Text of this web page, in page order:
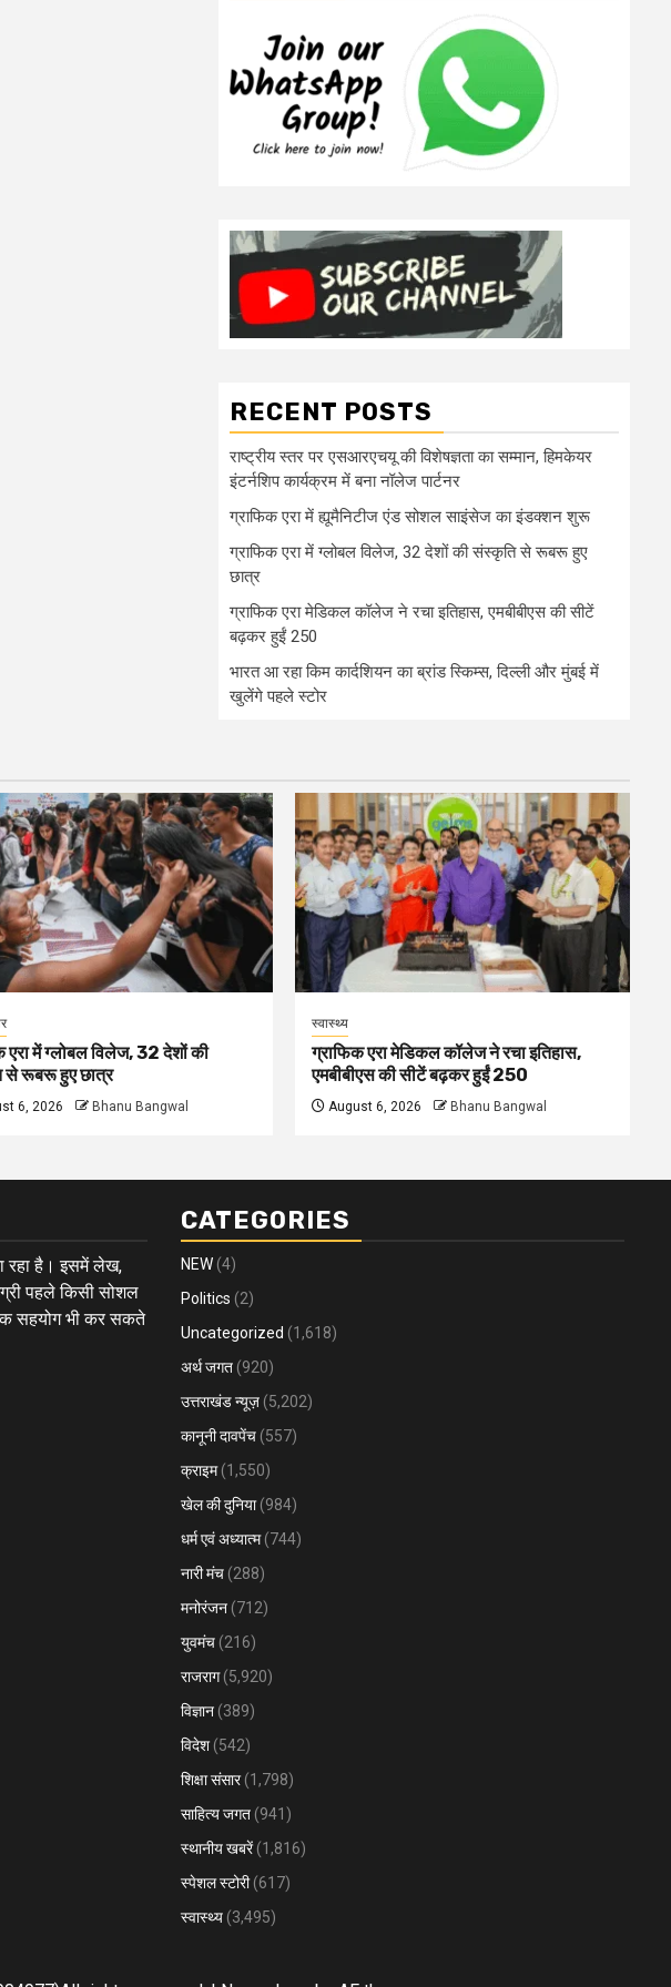
RECENT POSTS
राष्ट्रीय स्तर पर एसआरएचयू की विशेषज्ञता का सम्मान, हिमकेयर
इंटर्नशिप कार्यक्रम में बना नॉलेज पार्टनर
ग्राफिक एरा में ह्यूमैनिटीज एंड सोशल साइंसेज का इंडक्शन शुरू
ग्राफिक एरा में ग्लोबल विलेज, 32 देशों की संस्कृति से रूबरू हुए
छात्र
ग्राफिक एरा मेडिकल कॉलेज ने रचा इतिहास, एमबीबीएस की सीटें
बढ़कर हुईं 250
भारत आ रहा किम कार्दशियन का ब्रांड स्किम्स, दिल्ली और मुंबई में
खुलेंगे पहले स्टोर
एरा में ग्लोबल विलेज, 32 देशों की
से रूबरू हुए छात्र
6, 2026 Bhanu Bangwal
स्वास्थ्य
ग्राफिक एरा मेडिकल कॉलेज ने रचा इतिहास,
एमबीबीएस की सीटें बढ़कर हुईं 250
August 6, 2026 Bhanu Bangwal
रहा है। इसमें लेख,
पहले किसी सोशल
सहयोग भी कर सकते
CATEGORIES
NEW (4)
Politics (2)
Uncategorized (1,618)
अर्थ जगत (920)
उत्तराखंड न्यूज़ (5,202)
कानूनी दावपेंच (557)
क्राइम(1,550)
खेल की दुनिया(984)
धर्म एवं अध्यात्म(744)
नारी मंच (288)
मनोरंजन (712)
युवमंच (216)
राजराग(5,920)
विज्ञान (389)
विदेश (542)
शिक्षा संसार(1,798)
साहित्य जगत (941)
स्थानीय खबरें(1,816)
स्पेशल स्टोरी(617)
स्वास्थ्य (3,495)